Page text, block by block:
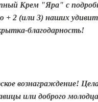
Крем "Яра" с
+ 2 (или 3) наших
благодарность!
вознаграждение!
или доброго